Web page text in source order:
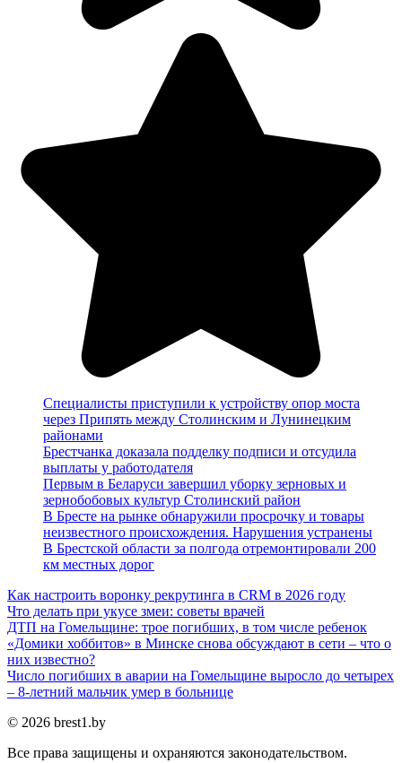
Специалисты приступили к устройству опор моста
через Припять между Столинским и Лунинецким
районами
Брестчанка доказала подделку подписи и отсудила
выплаты у работодателя
Первым в Беларуси завершил уборку зерновых и
зернобобовых культур Столинский район
В Бресте на рынке обнаружили просрочку и товары
неизвестного происхождения. Нарушения устранены
В Брестской области за полгода отремонтировали 200
км местных дорог
Как настроить воронку рекрутинга в CRM в 2026 году
Что делать при укусе змеи: советы врачей
ДТП на Гомельщине: трое погибших, в том числе ребенок
«Домики хоббитов» в Минске снова обсуждают в сети – что о
них известно?
Число погибших в аварии на Гомельщине выросло до четырех
– 8-летний мальчик умер в больнице
© 2026 brest1.by
Все права защищены и охраняются законодательством.